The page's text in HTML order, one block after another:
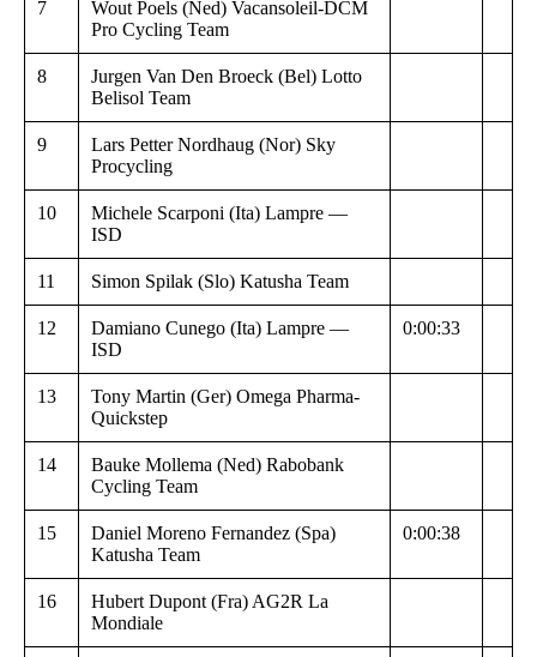
7
Wout Poels (Ned) Vacansoleil-DCM
Pro Cycling Team
8
Jurgen Van Den Broeck (Bel) Lotto
Belisol Team
9
Lars Petter Nordhaug (Nor) Sky
Procycling
10
Michele Scarponi (Ita) Lampre —
ISD
11 Simon Spilak (Slo) Katusha Team
12
Damiano Cunego (Ita) Lampre —
ISD
0:00:33
13
Tony Martin (Ger) Omega Pharma-
Quickstep
14
Bauke Mollema (Ned) Rabobank
Cycling Team
15
Daniel Moreno Fernandez (Spa)
Katusha Team
0:00:38
16
Hubert Dupont (Fra) AG2R La
Mondiale